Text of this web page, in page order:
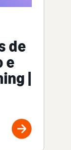
de
e
|